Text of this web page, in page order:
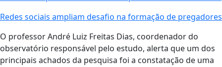
Redes sociais ampliam desafio na formação de pregadores
O professor André Luiz Freitas Dias, coordenador do
observatório responsável pelo estudo, alerta que um dos
principais achados da pesquisa foi a constatação de uma